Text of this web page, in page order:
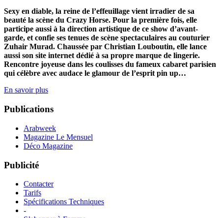
Sexy en diable, la reine de l’effeuillage vient irradier de sa
beauté la scène du Crazy Horse. Pour la première fois, elle
participe aussi à la direction artistique de ce show d’avant-
garde, et confie ses tenues de scène spectaculaires au couturier
Zuhair Murad. Chaussée par Christian Louboutin, elle lance
aussi son site internet dédié à sa propre marque de lingerie.
Rencontre joyeuse dans les coulisses du fameux cabaret parisien
qui célèbre avec audace le glamour de l’esprit pin up…
En savoir plus
Publications
Arabweek
Magazine Le Mensuel
Déco Magazine
Publicité
Contacter
Tarifs
Spécifications Techniques
-